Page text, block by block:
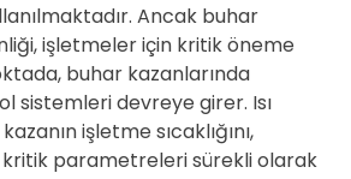
Ancak buhar
işletmeler için kritik öneme
buhar kazanlarında
sistemleri devreye girer. Isı
işletme sıcaklığını,
kritik parametreleri sürekli olarak